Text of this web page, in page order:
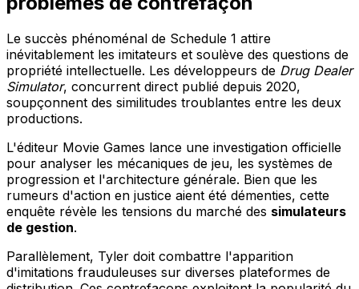
Le succès phénoménal de Schedule 1 attire
inévitablement les imitateurs et soulève des questions de
propriété intellectuelle. Les développeurs de Drug Dealer
Simulator, concurrent direct publié depuis 2020,
soupçonnent des similitudes troublantes entre les deux
productions.
L'éditeur Movie Games lance une investigation officielle
pour analyser les mécaniques de jeu, les systèmes de
progression et l'architecture générale. Bien que les
rumeurs d'action en justice aient été démenties, cette
enquête révèle les tensions du marché des simulateurs
de gestion.
Parallèlement, Tyler doit combattre l'apparition
d'imitations frauduleuses sur diverses plateformes de